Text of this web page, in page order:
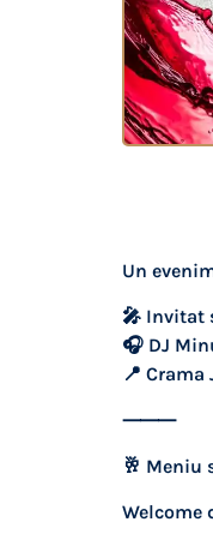
Un
🎤 Invitat
🎧 DJ
📍 Crama
⸻
🥂 Meniu
Welcome